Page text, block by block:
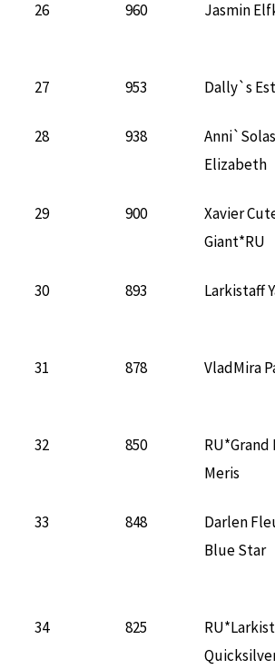
26 960 Jasmin
27 953 Dally`s
28 938
Anni`Solas
Elizabeth
29 900
Xavier
Giant*RU
30 893 Larkistaff
31 878 VladMira
32 850
RU*Grand
Meris
33 848
Darlen
Blue Star
34 825